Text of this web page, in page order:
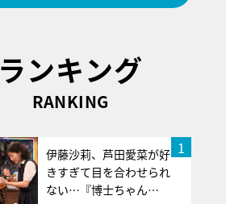
ランキング
RANKING
1
伊藤沙莉、芦田愛菜が好
きすぎて目を合わせられ
ない…『博士ちゃん…